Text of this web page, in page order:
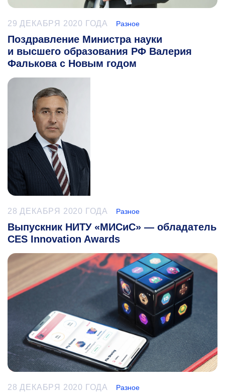
29 ДЕКАБРЯ 2020 ГОДА Разное
Поздравление Министра науки
и высшего образования РФ Валерия
Фалькова с Новым годом
28 ДЕКАБРЯ 2020 ГОДА Разное
Выпускник НИТУ «МИСиС» — обладатель
CES Innovation Awards
28 ДЕКАБРЯ 2020 ГОДА Разное